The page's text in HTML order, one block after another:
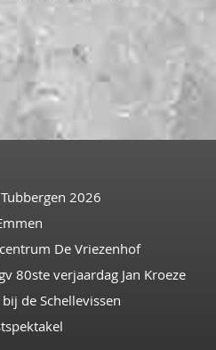
2026
De Vriezenhof
80ste verjaardag Jan Kroeze
de Schellevissen